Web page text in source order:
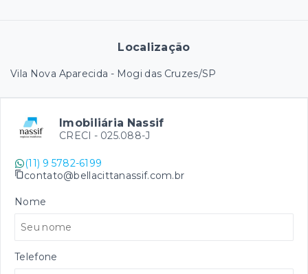
Localização
Vila Nova Aparecida - Mogi das Cruzes/SP
Imobiliária Nassif
CRECI - 025.088-J
(11) 9 5782-6199
contato@bellacittanassif.com.br
Nome
Telefone